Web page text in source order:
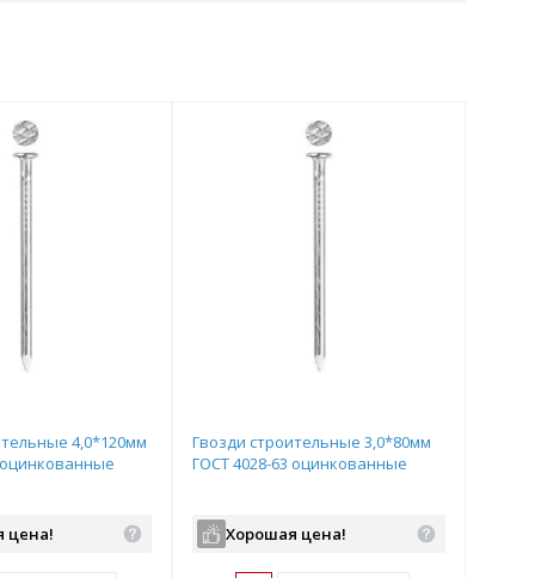
4,0*120мм
цена!
Гвозди строительные 3,0*80мм
ГОСТ 4028-63 оцинкованные
Хорошая цена!